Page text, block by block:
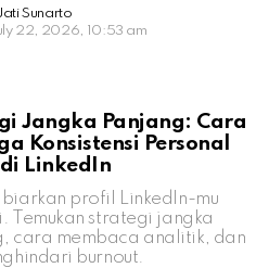
Sunarto
22, 2026, 10:53 am
Jangka Panjang: Cara
Konsistensi Personal
LinkedIn
profil LinkedIn-mu
Temukan strategi jangka
cara membaca analitik, dan
burnout.